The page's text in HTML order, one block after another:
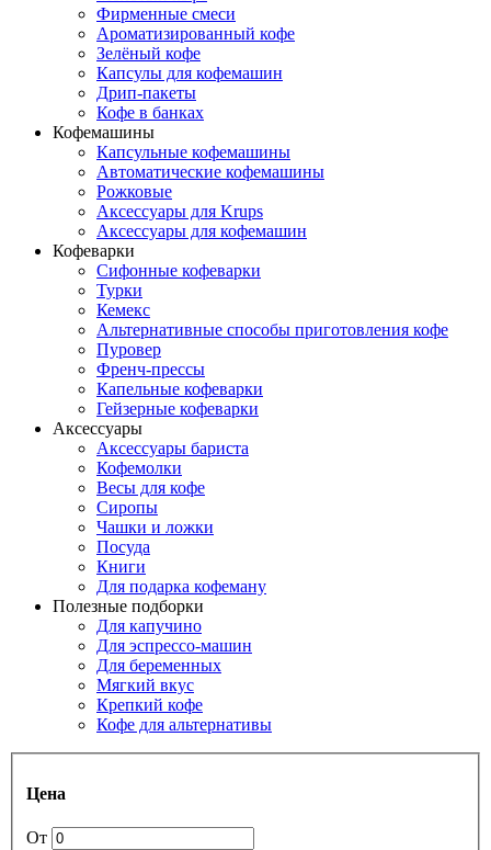
Фирменные смеси
Ароматизированный кофе
Зелёный кофе
Капсулы для кофемашин
Дрип-пакеты
Кофе в банках
Кофемашины
Капсульные кофемашины
Автоматические кофемашины
Рожковые
Аксессуары для Krups
Аксессуары для кофемашин
Кофеварки
Сифонные кофеварки
Турки
Кемекс
Альтернативные способы приготовления кофе
Пуровер
Френч-прессы
Капельные кофеварки
Гейзерные кофеварки
Аксессуары
Аксессуары бариста
Кофемолки
Весы для кофе
Сиропы
Чашки и ложки
Посуда
Книги
Для подарка кофеману
Полезные подборки
Для капучино
Для эспрессо-машин
Для беременных
Мягкий вкус
Крепкий кофе
Кофе для альтернативы
Цена
От